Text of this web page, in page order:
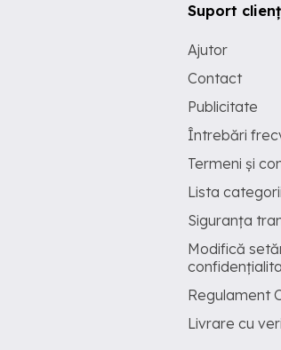
Suport
Ajutor
Contact
Publicitate
Întrebări
Termeni și
Lista
Siguranța
Modifică
Regulament
Livrare cu